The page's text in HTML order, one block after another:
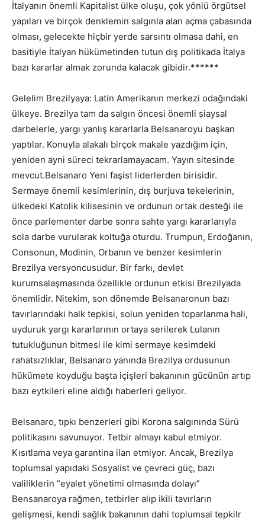
İtalyanın önemli Kapitalist ülke oluşu, çok yönlü örgütsel
yapıları ve birçok denklemin salgınla alan açma çabasında
olması, gelecekte hiçbir yerde sarsıntı olmasa dahi, en
basitiyle İtalyan hükümetinden tutun dış politikada İtalya
bazı kararlar almak zorunda kalacak gibidir.******
Gelelim Brezilyaya: Latin Amerikanın merkezi odağındaki
ülkeye. Brezilya tam da salgın öncesi önemli siaysal
darbelerle, yargı yanlış kararlarla Belsanaroyu başkan
yaptılar. Konuyla alakalı birçok makale yazdığım için,
yeniden ayni süreci tekrarlamayacam. Yayın sitesinde
mevcut.Belsanaro Yeni faşist liderlerden birisidir.
Sermaye önemli kesimlerinin, dış burjuva tekelerinin,
ülkedeki Katolik kilisesinin ve ordunun ortak desteği ile
önce parlementer darbe sonra sahte yargı kararlarıyla
sola darbe vurularak koltuğa oturdu. Trumpun, Erdoğanın,
Consonun, Modinin, Orbanın ve benzer kesimlerin
Brezilya versyoncusudur. Bir farkı, devlet
kurumsalaşmasında özellikle ordunun etkisi Brezilyada
önemlidir. Nitekim, son dönemde Belsanaronun bazı
tavırlarındaki halk tepkisi, solun yeniden toparlanma hali,
uyduruk yargı kararlarının ortaya serilerek Lulanın
tutukluğunun bitmesi ile kimi sermaye kesimdeki
rahatsızlıklar, Belsanaro yanında Brezilya ordusunun
hükümete koyduğu başta içişleri bakanının gücünün artıp
bazı eytkileri eline aldığı haberleri geliyor.
Belsanaro, tıpkı benzerleri gibi Korona salgınında Sürü
politikasını savunuyor. Tetbir almayı kabul etmiyor.
Kısıtlama veya garantina ilan etmiyor. Ancak, Brezilya
toplumsal yapıdaki Sosyalist ve çevreci güç, bazı
valiliklerin “eyalet yönetimi olmasında dolayı”
Bensanaroya rağmen, tetbirler alıp ikili tavırların
gelişmesi, kendi sağlık bakanının dahi toplumsal tepkilr